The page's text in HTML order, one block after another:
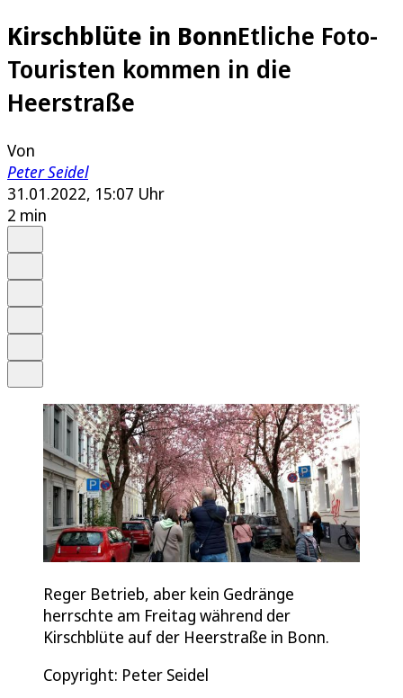
Kirschblüte in BonnEtliche Foto-
Touristen kommen in die
Heerstraße
Von
Peter Seidel
31.01.2022, 15:07 Uhr
2 min
Reger Betrieb, aber kein Gedränge
herrschte am Freitag während der
Kirschblüte auf der Heerstraße in Bonn.
Copyright: Peter Seidel